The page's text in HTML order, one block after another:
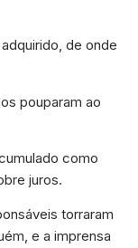
de onde
pouparam ao
como
juros.
torraram
e a imprensa